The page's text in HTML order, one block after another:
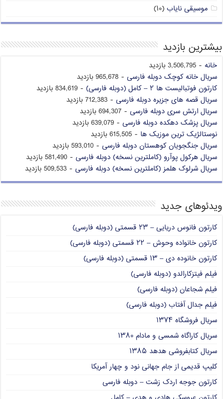
موسیقی نایاب (۱۰)
بیشترین بازدید
خانه - 3,506,795 بازدید
سریال خانه کوچک دوبله فارسی - 965,678 بازدید
کارتون فوتبالیست ها ۲ – کامل (دوبله فارسی)
- 834,619 بازدید
سریال قصه های جزیره دوبله فارسی - 712,383 بازدید
سریال ارتش سری دوبله فارسی - 694,307 بازدید
سریال پزشک دهکده دوبله فارسی - 639,079 بازدید
نوستالژیک ترین موزیک ها - 615,505 بازدید
سریال جنگجویان کوهستان دوبله فارسی - 593,010 بازدید
سریال هرکول پوآرو (کاملترین نسخه) دوبله فارسی - 581,490 بازدید
سریال شرلوک هلمز (کاملترین نسخه) دوبله فارسی - 509,533 بازدید
ویدئوهای جدید
کارتون فانوس دریایی – ۲۳ قسمتی (دوبله فارسی)
کارتون خانواده وحوش – ۲۲ قسمتی (دوبله فارسی)
کارتون خانوده دی – ۱۳ قسمتی (دوبله فارسی)
فیلم فیتزکارالدو (دوبله فارسی)
فیلم شجاعان (دوبله فارسی)
فیلم جدال آفتاب (دوبله فارسی)
سریال فروشگاه ۱۳۷۴
سریال کاراگاه شمسی و مادام ۱۳۸۰
سریال کتابفروشی هدهد ۱۳۸۵
کلیپ قدیمی از جام جهانی نود و چهار آمریکا
کارتون جوجه اردک زشت – دوبله فارسی